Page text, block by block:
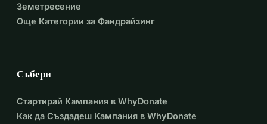
Земетресение
Още Категории за Фандрайзинг
Събери
Стартирай Кампания в WhyDonate
Как да Създадеш Кампания в WhyDonate